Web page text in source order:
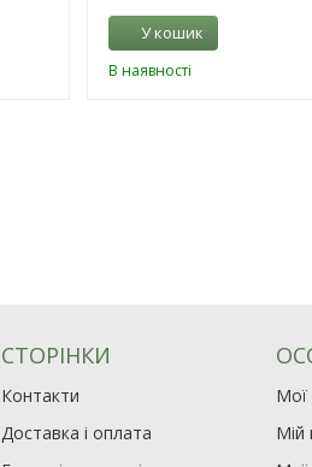
У кошик
В наявності
СТОРІНКИ
Контакти
Доставка і оплата
Мої
Мій